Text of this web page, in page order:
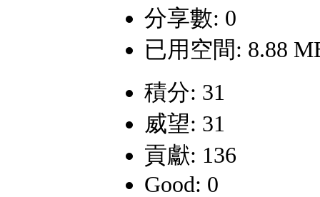
分享數: 0
已用空間: 8.88
積分: 31
威望: 31
貢獻: 136
Good: 0